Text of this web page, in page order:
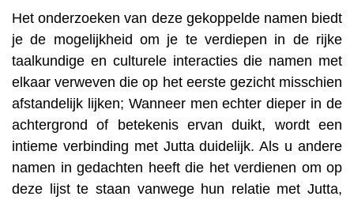
Het onderzoeken van deze gekoppelde namen biedt
je de mogelijkheid om je te verdiepen in de rijke
taalkundige en culturele interacties die namen met
elkaar verweven die op het eerste gezicht misschien
afstandelijk lijken; Wanneer men echter dieper in de
achtergrond of betekenis ervan duikt, wordt een
intieme verbinding met Jutta duidelijk. Als u andere
namen in gedachten heeft die het verdienen om op
deze lijst te staan ​​vanwege hun relatie met Jutta,